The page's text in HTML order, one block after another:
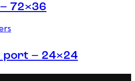
72×36
port – 24×24